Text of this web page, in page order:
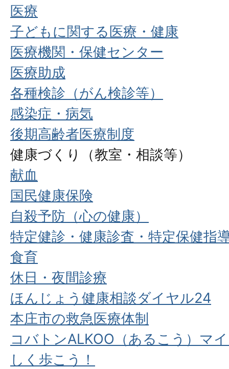
医療
子どもに関する医療・健康
医療機関・保健センター
医療助成
各種検診（がん検診等）
感染症・病気
後期高齢者医療制度
健康づくり（教室・相談等）
献血
国民健康保険
自殺予防（心の健康）
特定健診・健康診査・特定保健指
食育
休日・夜間診療
ほんじょう健康相談ダイヤル24
本庄市の救急医療体制
コバトンALKOO（あるこう）マ
しく歩こう！